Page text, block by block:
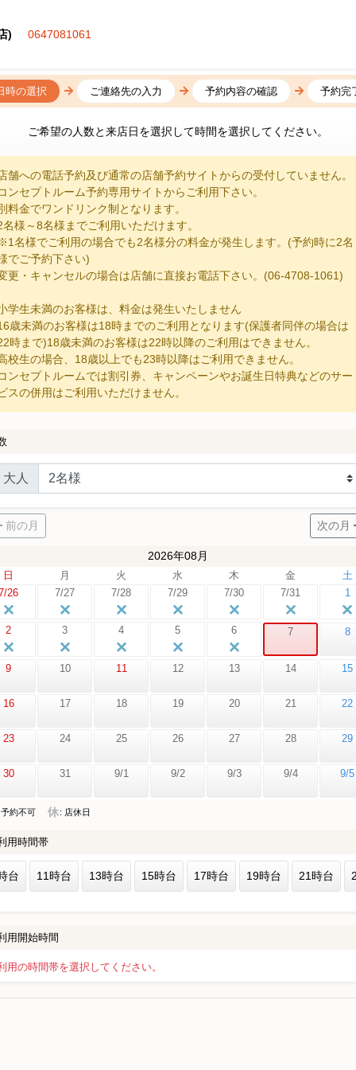
) 0647081061
時の選択 ご連絡先の入力 予約内容の確認 予約完
ご希望の人数と来店日を選択して時間を選択してください。
舗への電話予約及び通常の店舗予約サイトからの受付していません。
ンセプトルーム予約専用サイトからご利用下さい。
料金でワンドリンク制となります。
名様～8名様までご利用いただけます。
名様でご利用の場合でも2名様分の料金が発生します。(予約時に2名
でご予約下さい)
更・キャンセルの場合は店舗に直接お電話下さい。(06-4708-1061)
学生未満のお客様は、料金は発生いたしません
歳未満のお客様は18時までのご利用となります(保護者同伴の場合は
時まで)18歳未満のお客様は22時以降のご利用はできません。
校生の場合、18歳以上でも23時以降はご利用できません。
ンセプトルームでは割引券、キャンペーンやお誕生日特典などのサー
スの併用はご利用いただけません。
大人
前の月 次の月
2026年08月
日 月 火 水 木 金
土
26
7/27 7/28 7/29 7/30 7/31 1
2 3 4 5 6 7 8
9 10 11 12 13 14 15
16 17 18 19 20 21 22
23 24 25 26 27 28 29
30 31 9/1 9/2 9/3 9/4 9/5
約不可 : 店休日
用時間帯
台 11時台 13時台 15時台 17時台 19時台 21時台
用開始時間
用の時間帯を選択してください。